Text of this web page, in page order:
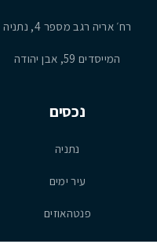
רח׳ אריה רגב מספר 4, נתניה
המייסדים 59, אבן יהודה
נכסים
נתניה
עיר ימים
פנטהאוזים